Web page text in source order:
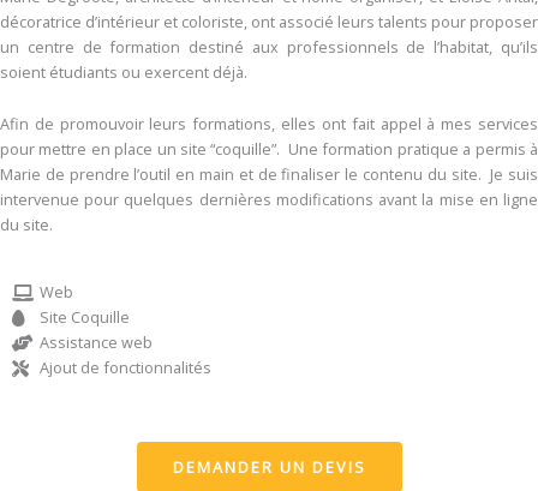
décoratrice d’intérieur et coloriste, ont associé leurs talents pour proposer
un centre de formation destiné aux professionnels de l’habitat, qu’ils
soient étudiants ou exercent déjà.
Afin de promouvoir leurs formations, elles ont fait appel à mes services
pour mettre en place un site “coquille”. Une formation pratique a permis à
Marie de prendre l’outil en main et de finaliser le contenu du site. Je suis
intervenue pour quelques dernières modifications avant la mise en ligne
du site.
Web
Site Coquille
Assistance web
Ajout de fonctionnalités
DEMANDER UN DEVIS